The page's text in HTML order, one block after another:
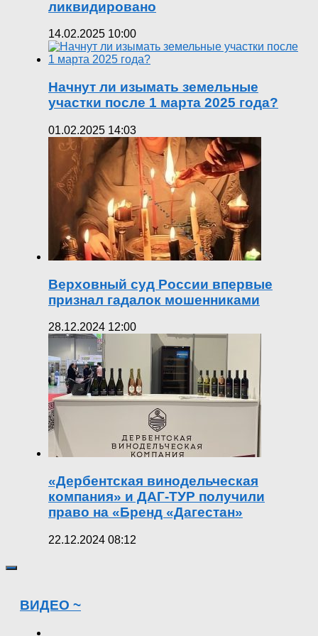
ликвидировано
14.02.2025 10:00
Начнут ли изымать земельные
участки после 1 марта 2025 года?
01.02.2025 14:03
Верховный суд России впервые
признал гадалок мошенниками
28.12.2024 12:00
«Дербентская винодельческая
компания» и ДАГ-ТУР получили
право на «Бренд «Дагестан»
22.12.2024 08:12
ВИДЕО ~